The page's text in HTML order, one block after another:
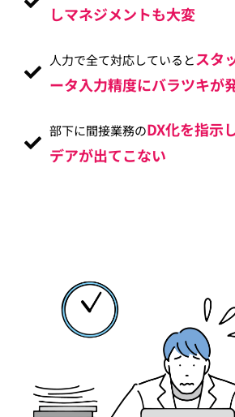
しマネジメントも大変
人力で全て対応しているとスタ
ータ入力精度にバラツキが
部下に間接業務のDX化を指示
デアが出てこない